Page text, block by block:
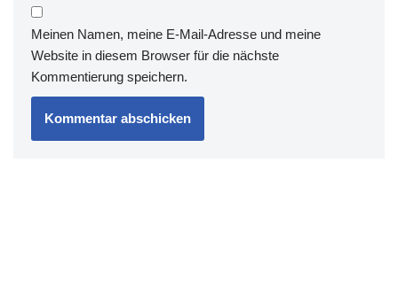
Meinen Namen, meine E-Mail-Adresse und meine
Website in diesem Browser für die nächste
Kommentierung speichern.